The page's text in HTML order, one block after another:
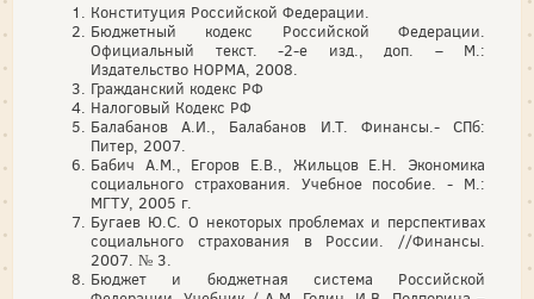
Конституция Российской Федерации.
Бюджетный кодекс Российской Федерации.
Официальный текст. -2-е изд., доп. – М.:
Издательство НОРМА, 2008.
Гражданский кодекс РФ
Налоговый Кодекс РФ
Балабанов А.И., Балабанов И.Т. Финансы.- СПб:
Питер, 2007.
Бабич А.М., Егоров Е.В., Жильцов Е.Н. Экономика
социального страхования. Учебное пособие. - М.:
МГТУ, 2005 г.
Бугаев Ю.С. О некоторых проблемах и перспективах
социального страхования в России. //Финансы.
2007. № 3.
Бюджет и бюджетная система Российской